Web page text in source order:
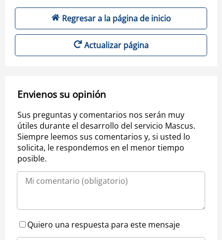
Regresar a la página de inicio
Actualizar página
Envienos su opinión
Sus preguntas y comentarios nos serán muy
útiles durante el desarrollo del servicio Mascus.
Siempre leemos sus comentarios y, si usted lo
solicita, le respondemos en el menor tiempo
posible.
Quiero una respuesta para este mensaje